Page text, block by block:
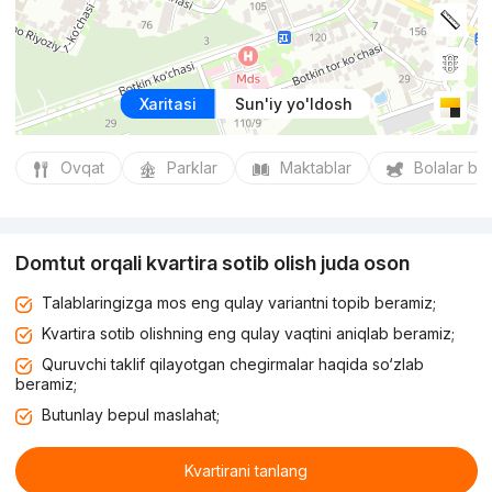
Xaritasi Sun'iy yo'ldosh
Ovqat Parklar Maktablar Bolalar
Domtut orqali kvartira sotib olish juda oson
Talablaringizga mos eng qulay variantni topib beramiz;
Kvartira sotib olishning eng qulay vaqtini aniqlab beramiz;
Quruvchi taklif qilayotgan chegirmalar haqida so‘zlab
beramiz;
Butunlay bepul maslahat;
Kvartirani tanlang